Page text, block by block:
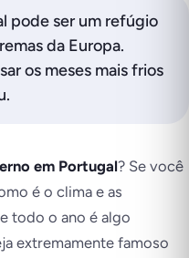
pode ser um refúgio
da Europa.
os meses mais frios
em Portugal? Se você
é o clima e as
todo o ano é algo
extremamente famoso